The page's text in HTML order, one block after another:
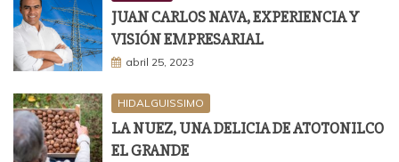
JUAN CARLOS NAVA, EXPERIENCIA Y
VISIÓN EMPRESARIAL
abril 25, 2023
HIDALGUISSIMO
LA NUEZ, UNA DELICIA DE ATOTONILCO
EL GRANDE